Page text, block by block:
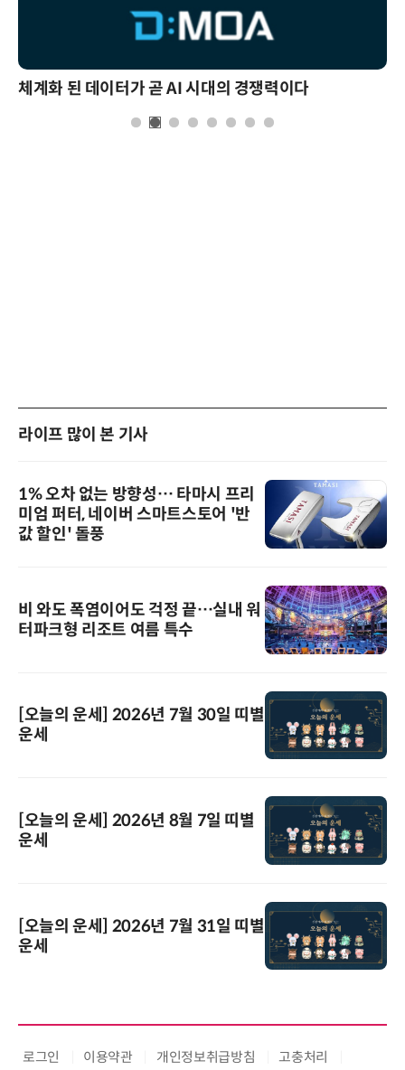
체계화 된 데이터가 곧 AI 시대의 경쟁력이다
라이프 많이 본 기사
1% 오차 없는 방향성… 타마시 프리
미엄 퍼터, 네이버 스마트스토어 '반
값 할인' 돌풍
비 와도 폭염이어도 걱정 끝…실내 워
터파크형 리조트 여름 특수
[오늘의 운세] 2026년 7월 30일 띠별
운세
[오늘의 운세] 2026년 8월 7일 띠별
운세
[오늘의 운세] 2026년 7월 31일 띠별
운세
로그인 이용약관 개인정보취급방침 고충처리